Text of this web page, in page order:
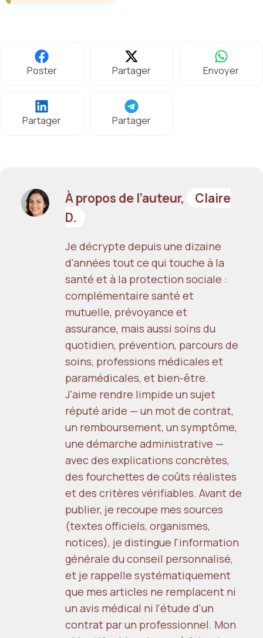
Poster Partager Envoyer
Partager Partager
À propos de l’auteur,
Claire
D.
Je décrypte depuis une dizaine
d'années tout ce qui touche à la
santé et à la protection sociale :
complémentaire santé et
mutuelle, prévoyance et
assurance, mais aussi soins du
quotidien, prévention, parcours de
soins, professions médicales et
paramédicales, et bien-être.
J'aime rendre limpide un sujet
réputé aride — un mot de contrat,
un remboursement, un symptôme,
une démarche administrative —
avec des explications concrètes,
des fourchettes de coûts réalistes
et des critères vérifiables. Avant de
publier, je recoupe mes sources
(textes officiels, organismes,
notices), je distingue l'information
générale du conseil personnalisé,
et je rappelle systématiquement
que mes articles ne remplacent ni
un avis médical ni l'étude d'un
contrat par un professionnel. Mon